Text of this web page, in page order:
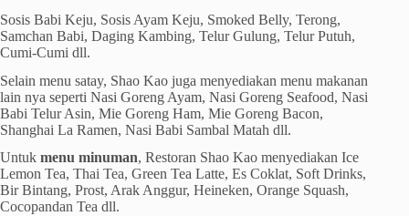
Sosis Babi Keju, Sosis Ayam Keju, Smoked Belly, Terong,
Samchan Babi, Daging Kambing, Telur Gulung, Telur Putuh,
Cumi-Cumi dll.
Selain menu satay, Shao Kao juga menyediakan menu makanan
lain nya seperti Nasi Goreng Ayam, Nasi Goreng Seafood, Nasi
Babi Telur Asin, Mie Goreng Ham, Mie Goreng Bacon,
Shanghai La Ramen, Nasi Babi Sambal Matah dll.
Untuk menu minuman, Restoran Shao Kao menyediakan Ice
Lemon Tea, Thai Tea, Green Tea Latte, Es Coklat, Soft Drinks,
Bir Bintang, Prost, Arak Anggur, Heineken, Orange Squash,
Cocopandan Tea dll.